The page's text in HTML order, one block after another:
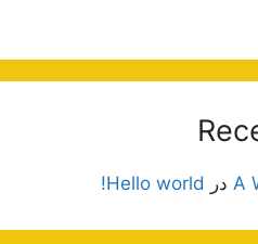
A در Hello world!